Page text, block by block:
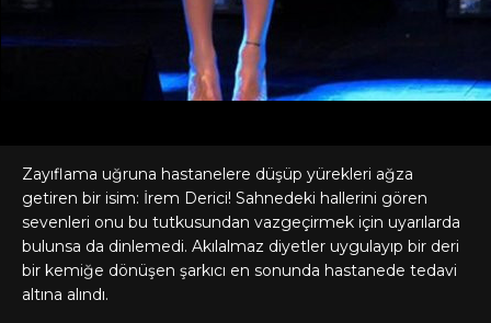
Zayıflama uğruna hastanelere düşüp yürekleri ağza
getiren bir isim: İrem Derici! Sahnedeki hallerini gören
sevenleri onu bu tutkusundan vazgeçirmek için uyarılarda
bulunsa da dinlemedi. Akılalmaz diyetler uygulayıp bir deri
bir kemiğe dönüşen şarkıcı en sonunda hastanede tedavi
altına alındı.